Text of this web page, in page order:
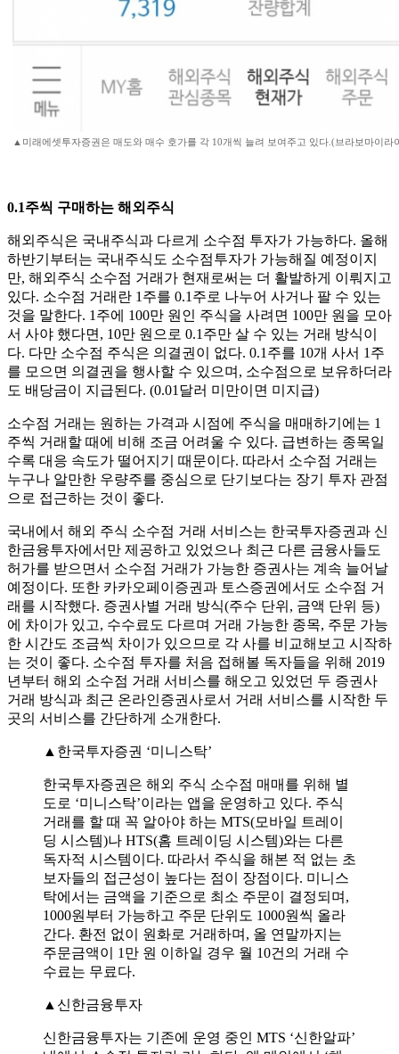
▲미래에셋투자증권은 매도와 매수 호가를 각 10개씩 늘려 보여주고 있다.(브라보마이라
0.1주씩 구매하는 해외주식
해외주식은 국내주식과 다르게 소수점 투자가 가능하다. 올해
하반기부터는 국내주식도 소수점투자가 가능해질 예정이지
만, 해외주식 소수점 거래가 현재로써는 더 활발하게 이뤄지고
있다. 소수점 거래란 1주를 0.1주로 나누어 사거나 팔 수 있는
것을 말한다. 1주에 100만 원인 주식을 사려면 100만 원을 모아
서 사야 했다면, 10만 원으로 0.1주만 살 수 있는 거래 방식이
다. 다만 소수점 주식은 의결권이 없다. 0.1주를 10개 사서 1주
를 모으면 의결권을 행사할 수 있으며, 소수점으로 보유하더라
도 배당금이 지급된다. (0.01달러 미만이면 미지급)
소수점 거래는 원하는 가격과 시점에 주식을 매매하기에는 1
주씩 거래할 때에 비해 조금 어려울 수 있다. 급변하는 종목일
수록 대응 속도가 떨어지기 때문이다. 따라서 소수점 거래는
누구나 알만한 우량주를 중심으로 단기보다는 장기 투자 관점
으로 접근하는 것이 좋다.
국내에서 해외 주식 소수점 거래 서비스는 한국투자증권과 신
한금융투자에서만 제공하고 있었으나 최근 다른 금융사들도
허가를 받으면서 소수점 거래가 가능한 증권사는 계속 늘어날
예정이다. 또한 카카오페이증권과 토스증권에서도 소수점 거
래를 시작했다. 증권사별 거래 방식(주수 단위, 금액 단위 등)
에 차이가 있고, 수수료도 다르며 거래 가능한 종목, 주문 가능
한 시간도 조금씩 차이가 있으므로 각 사를 비교해보고 시작하
는 것이 좋다. 소수점 투자를 처음 접해볼 독자들을 위해 2019
년부터 해외 소수점 거래 서비스를 해오고 있었던 두 증권사
거래 방식과 최근 온라인증권사로서 거래 서비스를 시작한 두
곳의 서비스를 간단하게 소개한다.
▲한국투자증권 ‘미니스탁’
한국투자증권은 해외 주식 소수점 매매를 위해 별
도로 ‘미니스탁’이라는 앱을 운영하고 있다. 주식
거래를 할 때 꼭 알아야 하는 MTS(모바일 트레이
딩 시스템)나 HTS(홈 트레이딩 시스템)와는 다른
독자적 시스템이다. 따라서 주식을 해본 적 없는 초
보자들의 접근성이 높다는 점이 장점이다. 미니스
탁에서는 금액을 기준으로 최소 주문이 결정되며,
1000원부터 가능하고 주문 단위도 1000원씩 올라
간다. 환전 없이 원화로 거래하며, 올 연말까지는
주문금액이 1만 원 이하일 경우 월 10건의 거래 수
수료는 무료다.
▲신한금융투자
신한금융투자는 기존에 운영 중인 MTS ‘신한알파’